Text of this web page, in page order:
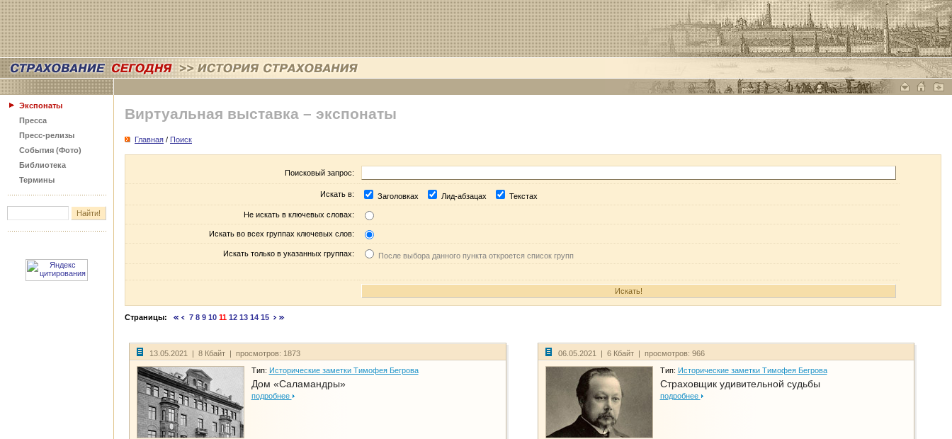
Экспонаты
Пресса
Пресс-релизы
События (Фото)
Библиотека
Термины
Виртуальная выставка – экспонаты
Главная / Поиск
Поисковый запрос:
Искать в: Заголовках Лид-абзацах Текстах
Не искать в ключевых словах:
Искать во всех группах ключевых слов:
Искать только в указанных группах: После выбора данного пункта откроется список групп
Страницы: 7 8 9 10 11 12 13 14 15
13.05.2021 | 8 Кбайт | просмотров: 1873
Тип: Исторические заметки Тимофея Бегрова
Дом «Саламандры»
подробнее
06.05.2021 | 6 Кбайт | просмотров: 966
Тип: Исторические заметки Тимофея Бегрова
Страховщик удивительной судьбы
подробнее